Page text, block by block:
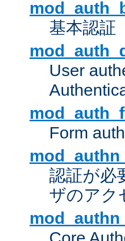
基本認証
User
Form
認証が必
ザのアク